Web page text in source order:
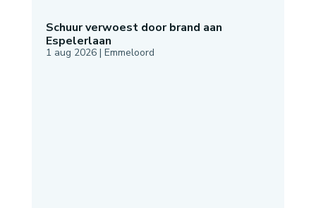
Schuur verwoest door brand aan
Espelerlaan
1 aug 2026| Emmeloord